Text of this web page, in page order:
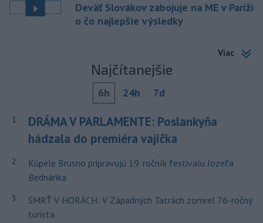
Deväť Slovákov zabojuje na ME v Paríži
o čo najlepšie výsledky
Viac
Najčítanejšie
6h 24h 7d
1
DRÁMA V PARLAMENTE: Poslankyňa
hádzala do premiéra vajíčka
2
Kúpele Brusno pripravujú 19. ročník festivalu Jozefa
Bednárika
3
SMRŤ V HORÁCH: V Západných Tatrách zomrel 76-ročný
turista